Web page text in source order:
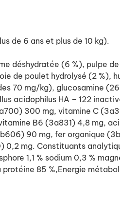
de 6 ans et plus de 10 kg).
déshydratée (6 %), pulpe
de poulet hydrolysé (2 %),
70 mg/kg), glucosamine
acidophilus HA – 122
300 mg, vitamine C
B6 (3a831) 4,8 mg,
90 mg, fer organique
mg. Constituants
1,1 % sodium 0,3 %
85 %,Energie